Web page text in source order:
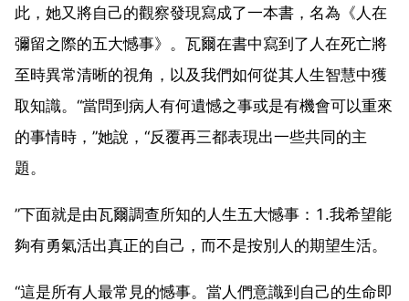
此，她又將自己的觀察發現寫成了一本書，名為《人在
彌留之際的五大憾事》。瓦爾在書中寫到了人在死亡將
至時異常清晰的視角，以及我們如何從其人生智慧中獲
取知識。“當問到病人有何遺憾之事或是有機會可以重來
的事情時，”她說，“反覆再三都表現出一些共同的主
題。
”下面就是由瓦爾調查所知的人生五大憾事：1.我希望能
夠有勇氣活出真正的自己，而不是按別人的期望生活。
“這是所有人最常見的憾事。當人們意識到自己的生命即